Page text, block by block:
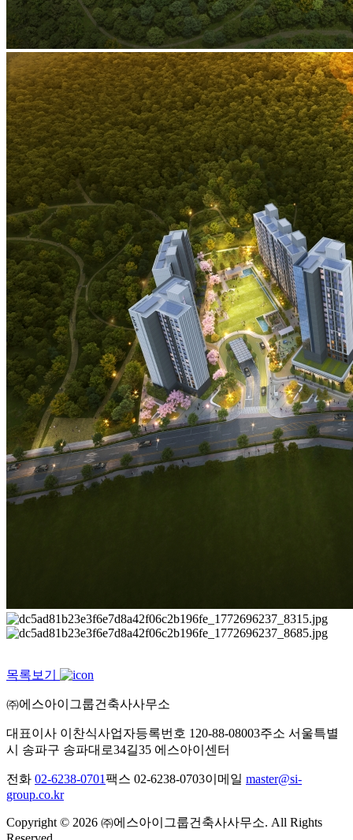
목록보기
㈜에스아이그룹건축사사무소
대표이사 이찬식사업자등록번호 120-88-08003주소 서울특별
시 송파구 송파대로34길35 에스아이센터
전화 02-6238-0701팩스 02-6238-0703이메일 master@si-
group.co.kr
Copyright © 2026 ㈜에스아이그룹건축사사무소. All Rights